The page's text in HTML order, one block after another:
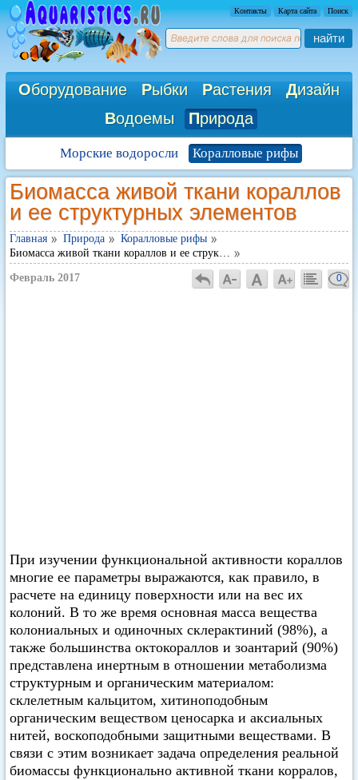
Контакты Карта сайта Поиск
найти
Оборудование Рыбки Растения Дизайн
Водоемы Природа
Морские водоросли Коралловые рифы
Биомасса живой ткани кораллов
и ее структурных элементов
Главная Природа
Коралловые рифы
Биомасса живой ткани кораллов и ее струк…
Февраль 2017 0
При изучении функциональной активности кораллов
многие ее параметры выражаются, как правило, в
расчете на единицу поверхности или на вес их
колоний. В то же время основная масса вещества
колониальных и одиночных склерактиний (98%), а
также большинства октокораллов и зоантарий (90%)
представлена инертным в отношении метаболизма
структурным и органическим материалом:
склелетным кальцитом, хитиноподобным
органическим веществом ценосарка и аксиальных
нитей, воскоподобными защитными веществами. В
связи с этим возникает задача определения реальной
биомассы функционально активной ткани корралов,